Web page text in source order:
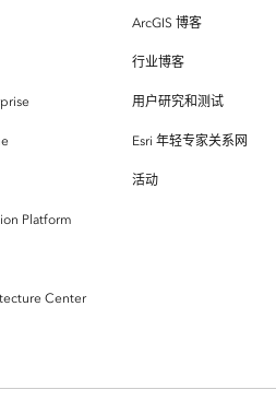
Platform
Center
ArcGIS 博客
行业博客
用户研究和测试
Esri 年轻专家关系网
活动